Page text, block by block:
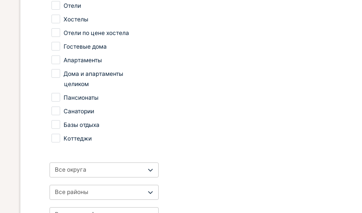
Отели
Хостелы
Отели по цене хостела
Гостевые дома
Апартаменты
Дома и апартаменты
целиком
Пансионаты
Санатории
Базы отдыха
Коттеджи
Все округа
Все районы